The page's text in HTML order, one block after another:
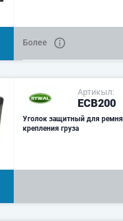
Более
Артикыл:
ECB200
Уголок защитный для ремня
крепления груза